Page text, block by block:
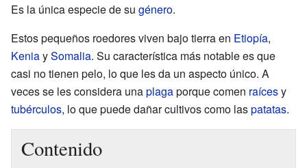
Es la única especie de su género.
Estos pequeños roedores viven bajo tierra en Etiopía,
KeniaySomalia. Su característica más notable es que
casi no tienen pelo, lo que les da un aspecto único. A
veces se les considera unaplagaporque comen raícesy
tubérculos, lo que puede dañar cultivos como laspatatas.
Contenido